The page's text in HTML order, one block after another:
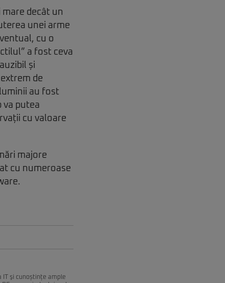
decât un
unei arme
cu o
a fost ceva
și
de
au fost
va putea
cu valoare
majore
cu numeroase
IT şi cunoștințe ample